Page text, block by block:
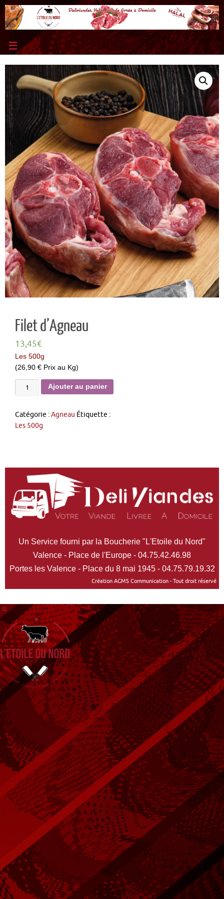
Filet d’Agneau
13,45€
Les 500g
(26,90 € Prix au Kg)
Ajouter au panier
Catégorie :Agneau Étiquette :
Les 500g
Un Service fourni par la Boucherie "L'Etoile du Nord"
Valence - Place de l'Europe - 04.75.42.46.98
Portes les Valence - Place du 8 mai 1945 - 04.75.79.19.32
Création AGMS Communication - Tout droit réservé